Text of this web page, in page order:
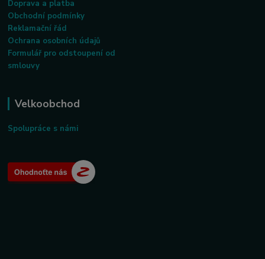
Doprava a platba
Obchodní podmínky
Reklamační řád
Ochrana osobních údajů
Formulář pro odstoupení od
smlouvy
Velkoobchod
Spolupráce s námi